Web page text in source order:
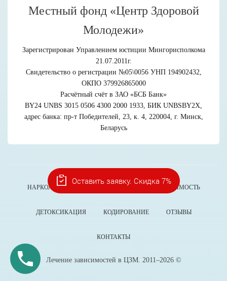
Местный фонд «Центр Здоровой
Молодежи»
Зарегистрирован Управлением юстиции Мингорисполкома
21.07.2011г.
Свидетельство о регистрации №05\0056 УНП 194902432,
ОКПО 379926865000
Расчётный счёт в ЗАО «БСБ Банк»
BY24 UNBS 3015 0506 4300 2000 1933, БИК UNBSBY2X,
адрес банка: пр-т Победителей, 23, к. 4, 220004, г. Минск,
Беларусь
НАРКОЛОГИЯ АЛКОГОЛИЗМ СОЗАВИСИМОСТЬ
ДЕТОКСИКАЦИЯ КОДИРОВАНИЕ ОТЗЫВЫ
КОНТАКТЫ
Лечение зависимостей в ЦЗМ. 2011–2026 ©
Оставить заявку. Скидка 7%